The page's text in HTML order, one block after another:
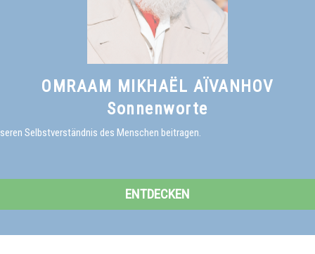
OMRAAM MIKHAËL AÏVANHOV
Sonnenworte
Selbstverständnis des Menschen beitragen.
ENTDECKEN